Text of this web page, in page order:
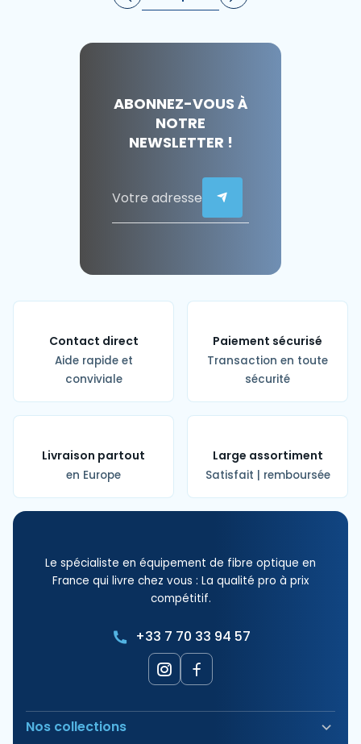
ABONNEZ-VOUS À
NOTRE
NEWSLETTER !
Contact direct
Aide rapide et
conviviale
Paiement sécurisé
Transaction en toute
sécurité
Livraison partout
en Europe
Large assortiment
Satisfait | remboursée
Le spécialiste en équipement de fibre optique en
France qui livre chez vous : La qualité pro à prix
compétitif.
+33 7 70 33 94 57
Nos collections